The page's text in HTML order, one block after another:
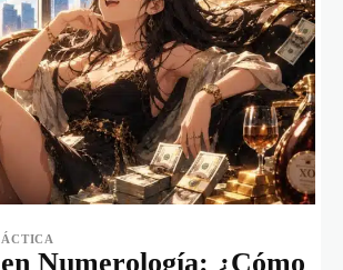
Numerología: ¿Cómo